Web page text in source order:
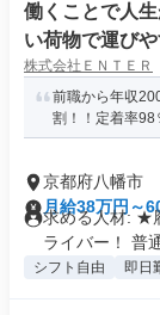
働くことで人
い荷物で運び
株式会社ＥＮＴＥＲ
前職から年収
割！！定着率98
京都府八幡市
月給38万円～
求める人材: ★
ライバー！ 普
シフト自由 即日